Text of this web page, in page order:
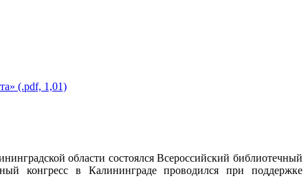
(.pdf, 1,01)
области состоялся Всероссийский библиотечный
конгресс в Калининграде проводился при поддержке